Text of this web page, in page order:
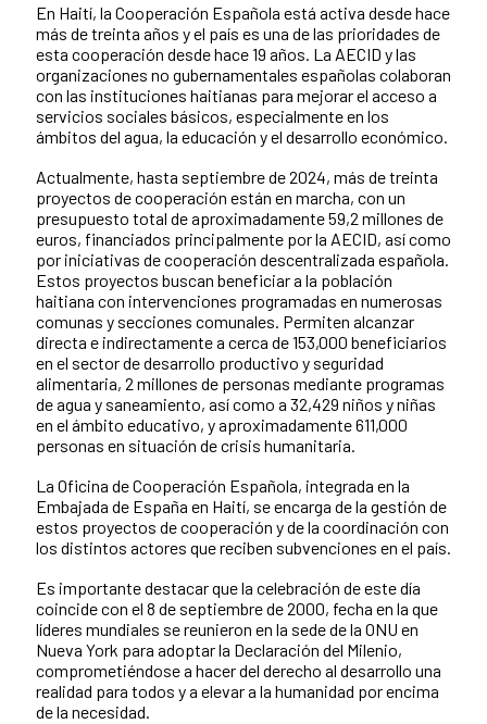
Contenido de la noticia
En Haití, la Cooperación Española está activa desde hace
más de treinta años y el país es una de las prioridades de
esta cooperación desde hace 19 años. La AECID y las
organizaciones no gubernamentales españolas colaboran
con las instituciones haitianas para mejorar el acceso a
servicios sociales básicos, especialmente en los
ámbitos del agua, la educación y el desarrollo económico.
Actualmente, hasta septiembre de 2024, más de treinta
proyectos de cooperación están en marcha, con un
presupuesto total de aproximadamente 59,2 millones de
euros, financiados principalmente por la AECID, así como
por iniciativas de cooperación descentralizada española.
Estos proyectos buscan beneficiar a la población
haitiana con intervenciones programadas en numerosas
comunas y secciones comunales. Permiten alcanzar
directa e indirectamente a cerca de 153,000 beneficiarios
en el sector de desarrollo productivo y seguridad
alimentaria, 2 millones de personas mediante programas
de agua y saneamiento, así como a 32,429 niños y niñas
en el ámbito educativo, y aproximadamente 611,000
personas en situación de crisis humanitaria.
La Oficina de Cooperación Española, integrada en la
Embajada de España en Haití, se encarga de la gestión de
estos proyectos de cooperación y de la coordinación con
los distintos actores que reciben subvenciones en el país.
Es importante destacar que la celebración de este día
coincide con el 8 de septiembre de 2000, fecha en la que
líderes mundiales se reunieron en la sede de la ONU en
Nueva York para adoptar la Declaración del Milenio,
comprometiéndose a hacer del derecho al desarrollo una
realidad para todos y a elevar a la humanidad por encima
de la necesidad.